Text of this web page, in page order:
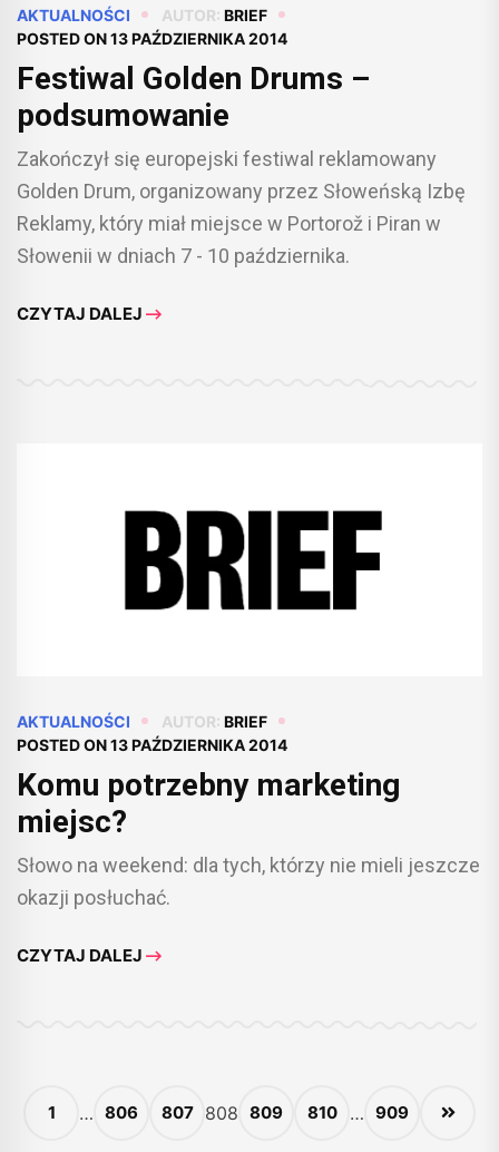
AKTUALNOŚCI AUTOR: BRIEF
POSTED ON13 PAŹDZIERNIKA 2014
Festiwal Golden Drums –
podsumowanie
Zakończył się europejski festiwal reklamowany
Golden Drum, organizowany przez Słoweńską Izbę
Reklamy, który miał miejsce w Portorož i Piran w
Słowenii w dniach 7 - 10 października.
CZYTAJ DALEJ
AKTUALNOŚCI AUTOR: BRIEF
POSTED ON13 PAŹDZIERNIKA 2014
Komu potrzebny marketing
miejsc?
Słowo na weekend: dla tych, którzy nie mieli jeszcze
okazji posłuchać.
CZYTAJ DALEJ
1 … 806 807 808 809 810 … 909